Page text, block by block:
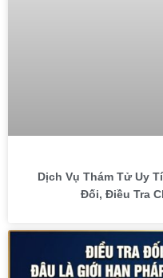
Dịch Vụ Thám Tử Uy
Đối, Điều Tra